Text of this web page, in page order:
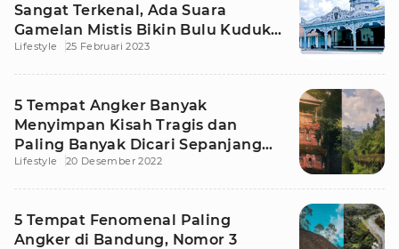
Sangat Terkenal, Ada Suara
Gamelan Mistis Bikin Bulu Kuduk
Merinding!
Lifestyle 25 Februari 2023
5 Tempat Angker Banyak
Menyimpan Kisah Tragis dan
Paling Banyak Dicari Sepanjang
2022
Lifestyle 20 Desember 2022
5 Tempat Fenomenal Paling
Angker di Bandung, Nomor 3